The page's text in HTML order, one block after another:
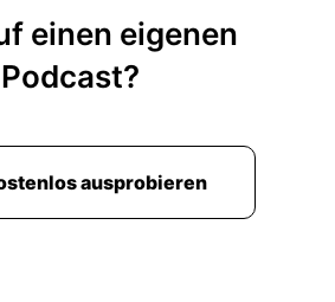
einen eigenen
Podcast?
ausprobieren